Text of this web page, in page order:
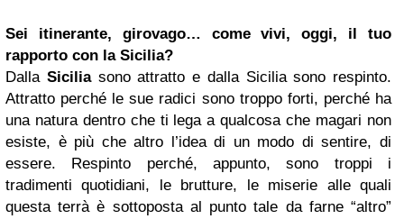
Sei itinerante, girovago… come vivi, oggi, il tuo
rapporto con la Sicilia?
Dalla Siciliasono attratto e dalla Sicilia sono respinto.
Attratto perché le sue radici sono troppo forti, perché ha
una natura dentro che ti lega a qualcosa che magari non
esiste, è più che altro l’idea di un modo di sentire, di
essere. Respinto perché, appunto, sono troppi i
tradimenti quotidiani, le brutture, le miserie alle quali
questa terrà è sottoposta al punto tale da farne “altro”